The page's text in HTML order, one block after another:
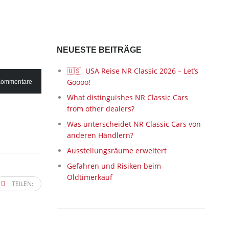
TEILEN:
NEUESTE BEITRÄGE
🇺🇸 USA Reise NR Classic 2026 – Let’s
Goooo!
What distinguishes NR Classic Cars
from other dealers?
Was unterscheidet NR Classic Cars von
anderen Händlern?
Ausstellungsräume erweitert
Gefahren und Risiken beim
Oldtimerkauf